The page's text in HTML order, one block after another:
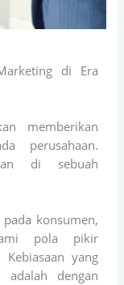
di Era
memberikan
perusahaan.
di sebuah
konsumen,
pola pikir
yang
dengan